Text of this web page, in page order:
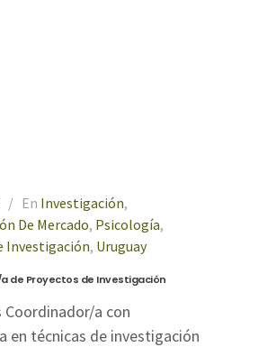
En Investigación,
De Mercado, Psicología,
Investigación, Uruguay
de Proyectos de Investigación
Coordinador/a con
en técnicas de investigación